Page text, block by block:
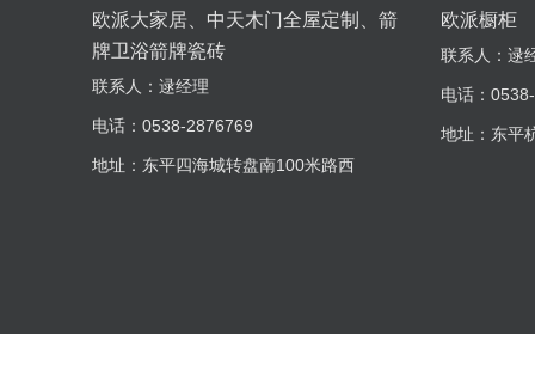
欧派大家居、中天木门全屋定制、箭
牌卫浴箭牌瓷砖
联系人：逯经理
电话：0538-2876769
地址：东平四海城转盘南100米路西
欧派橱柜
联系人：逯
电话：
地址：东平